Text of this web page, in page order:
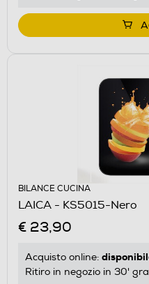
BILANCE CUCINA
LAICA - KS5015-Nero
€ 23,90
Acquisto online:
Ritiro in negozio in 30'